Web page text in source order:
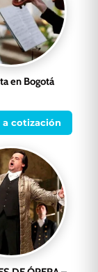
en Bogotá
a cotización